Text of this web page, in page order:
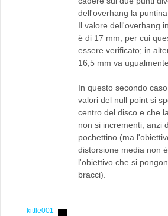
dell'overhang la puntina.
Il valore dell'overhang
è di 17 mm, per cui
essere verificato; in
16,5 mm va
In questo secondo
valori del null point si
centro del disco e che
non si incrementi, anzi
pochettino (ma
distorsione media non
l'obiettivo che si
bracci).
kittle001